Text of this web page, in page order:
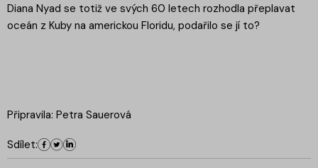
Diana Nyad se totiž ve svých 60 letech rozhodla přeplavat
oceán z Kuby na americkou Floridu, podařilo se jí to?
Připravila: Petra Sauerová
Sdílet: